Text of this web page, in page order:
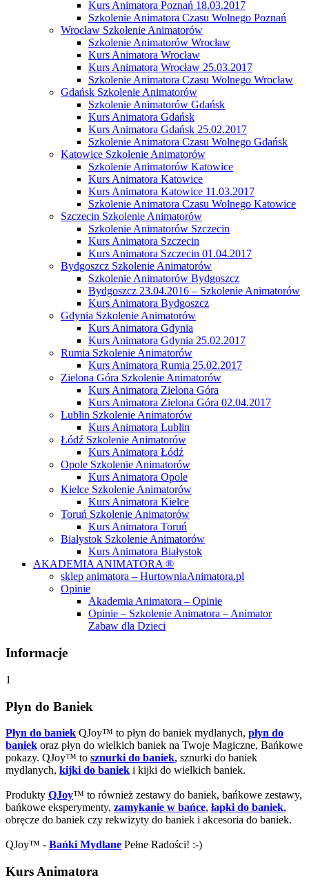
Kurs Animatora Poznań 18.03.2017
Szkolenie Animatora Czasu Wolnego Poznań
Wrocław Szkolenie Animatorów
Szkolenie Animatorów Wrocław
Kurs Animatora Wrocław
Kurs Animatora Wrocław 25.03.2017
Szkolenie Animatora Czasu Wolnego Wrocław
Gdańsk Szkolenie Animatorów
Szkolenie Animatorów Gdańsk
Kurs Animatora Gdańsk
Kurs Animatora Gdańsk 25.02.2017
Szkolenie Animatora Czasu Wolnego Gdańsk
Katowice Szkolenie Animatorów
Szkolenie Animatorów Katowice
Kurs Animatora Katowice
Kurs Animatora Katowice 11.03.2017
Szkolenie Animatora Czasu Wolnego Katowice
Szczecin Szkolenie Animatorów
Szkolenie Animatorów Szczecin
Kurs Animatora Szczecin
Kurs Animatora Szczecin 01.04.2017
Bydgoszcz Szkolenie Animatorów
Szkolenie Animatorów Bydgoszcz
Bydgoszcz 23.04.2016 – Szkolenie Animatorów
Kurs Animatora Bydgoszcz
Gdynia Szkolenie Animatorów
Kurs Animatora Gdynia
Kurs Animatora Gdynia 25.02.2017
Rumia Szkolenie Animatorów
Kurs Animatora Rumia 25.02.2017
Zielona Góra Szkolenie Animatorów
Kurs Animatora Zielona Góra
Kurs Animatora Zielona Góra 02.04.2017
Lublin Szkolenie Animatorów
Kurs Animatora Lublin
Łódź Szkolenie Animatorów
Kurs Animatora Łódź
Opole Szkolenie Animatorów
Kurs Animatora Opole
Kielce Szkolenie Animatorów
Kurs Animatora Kielce
Toruń Szkolenie Animatorów
Kurs Animatora Toruń
Białystok Szkolenie Animatorów
Kurs Animatora Białystok
AKADEMIA ANIMATORA ®
sklep animatora – HurtowniaAnimatora.pl
Opinie
Akademia Animatora – Opinie
Opinie – Szkolenie Animatora – Animator
Zabaw dla Dzieci
Informacje
1
Płyn do Baniek
Płyn do baniek QJoy™ to płyn do baniek mydlanych, płyn do
baniek oraz płyn do wielkich baniek na Twoje Magiczne, Bańkowe
pokazy. QJoy™ to sznurki do baniek, sznurki do baniek
mydlanych, kijki do baniek i kijki do wielkich baniek.
Produkty QJoy™ to również zestawy do baniek, bańkowe zestawy,
bańkowe eksperymenty, zamykanie w bańce, łapki do baniek,
obręcze do baniek czy rekwizyty do baniek i akcesoria do baniek.
QJoy™ - Bańki Mydlane Pełne Radości! :-)
Kurs Animatora